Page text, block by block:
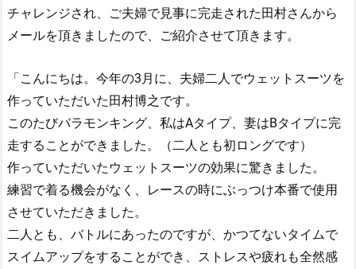
チャレンジされ、ご夫婦で見事に完走された田村さんから
メールを頂きましたので、ご紹介させて頂きます。
「こんにちは。今年の3月に、夫婦二人でウェットスーツを
作っていただいた田村博之です。
このたびバラモンキング、私はAタイプ、妻はBタイプに完
走することができました。（二人とも初ロングです）
作っていただいたウェットスーツの効果に驚きました。
練習で着る機会がなく、レースの時にぶっつけ本番で使用
させていただきました。
二人とも、バトルにあったのですが、かつてないタイムで
スイムアップをすることができ、ストレスや疲れも全然感